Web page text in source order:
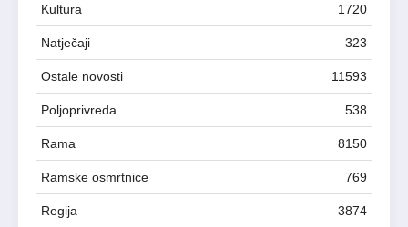
Kultura 1720
Natječaji 323
Ostale novosti 11593
Poljoprivreda 538
Rama 8150
Ramske osmrtnice 769
Regija 3874